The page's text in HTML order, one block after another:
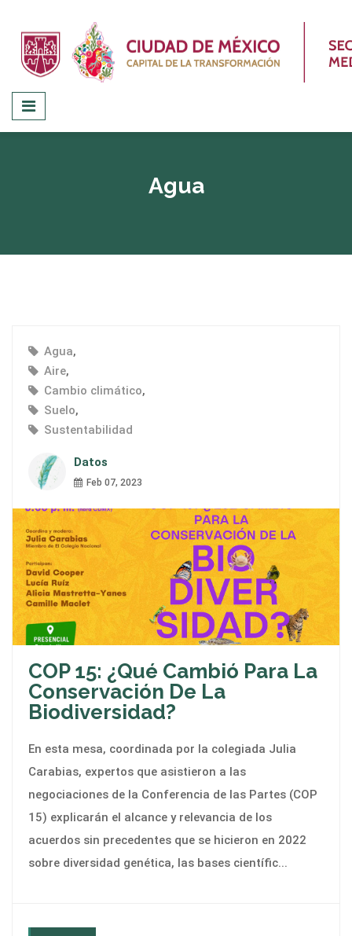
Agua
Agua,
Aire,
Cambio climático,
Suelo,
Sustentabilidad
Datos
Feb 07, 2023
COP 15: ¿Qué Cambió Para La
Conservación De La
Biodiversidad?
En esta mesa, coordinada por la colegiada Julia
Carabias, expertos que asistieron a las
negociaciones de la Conferencia de las Partes (COP
15) explicarán el alcance y relevancia de los
acuerdos sin precedentes que se hicieron en 2022
sobre diversidad genética, las bases científic...